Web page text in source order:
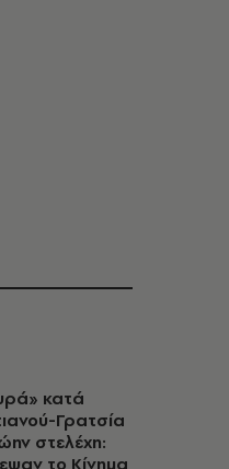
κατά
Γρατσία
στελέχη:
το Κίνημα